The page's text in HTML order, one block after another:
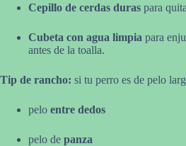
Cepillo de cerdas duras para
Cubeta con agua limpia para
antes de la toalla.
Tip de rancho: si tu perro es de pelo
pelo entre dedos
pelo de panza